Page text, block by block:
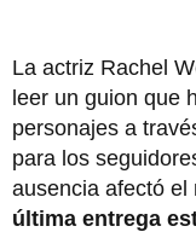
La actriz Rachel
leer un guion que
personajes a
para los
ausencia afectó el
última entrega